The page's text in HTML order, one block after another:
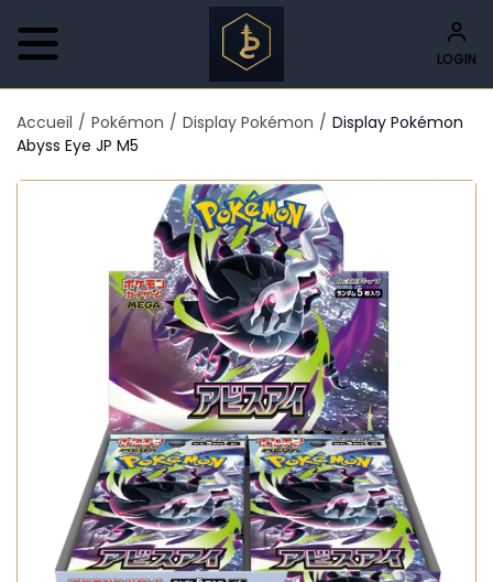
LOGIN
Accueil / Pokémon / Display Pokémon / Display Pokémon
Abyss Eye JP M5